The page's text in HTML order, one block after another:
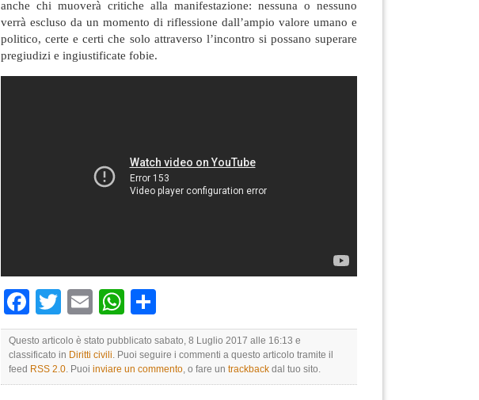
anche chi muoverà critiche alla manifestazione: nessuna o nessuno
verrà escluso da un momento di riflessione dall’ampio valore umano e
politico, certe e certi che solo attraverso l’incontro si possano superare
pregiudizi e ingiustificate fobie.
Facebook
TwitterEmailWhatsApp
Questo articolo è stato pubblicato sabato, 8 Luglio 2017 alle 16:13 e
classificato in Diritti civili. Puoi seguire i commenti a questo articolo tramite il
feed RSS 2.0. Puoi inviare un commento, o fare un trackback dal tuo sito.